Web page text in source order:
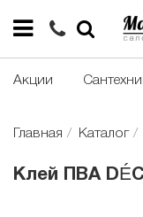
Акции
Главная Каталог
Клей ПВА